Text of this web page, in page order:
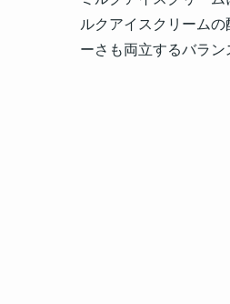
ルクアイスクリーム
ーさも両立するバラン